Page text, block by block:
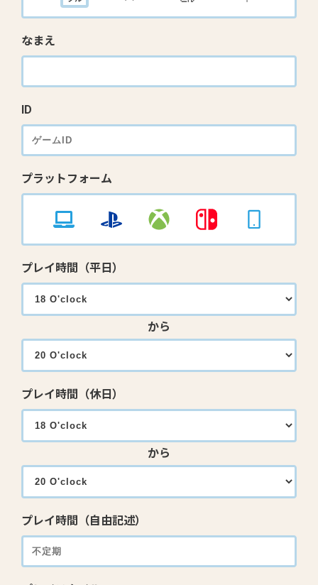
なまえ
ID
プラットフォーム
プレイ時間（平日）
から
プレイ時間（休日）
から
プレイ時間（自由記述）